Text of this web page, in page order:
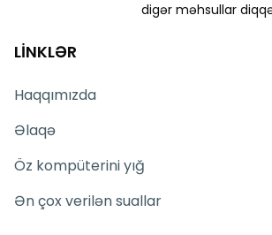
digər məhsullar
LİNKLƏR
Haqqımızda
Əlaqə
Öz kompüterini yığ
Ən çox verilən suallar